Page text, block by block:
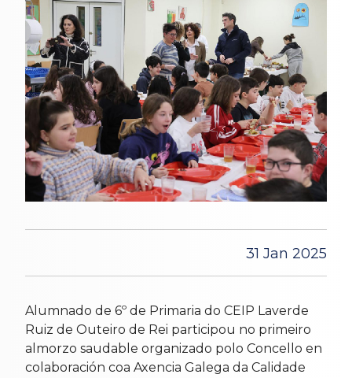
31 Jan 2025
Alumnado de 6º de Primaria do CEIP Laverde
Ruiz de Outeiro de Rei participou no primeiro
almorzo saudable organizado polo Concello en
colaboración coa Axencia Galega da Calidade